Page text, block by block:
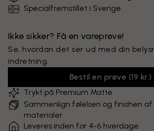
Specialfremstillet i Sverige
Ikke sikker? Få en vareprøve!
Se, hvordan det ser ud med din
indretning.
Bestil en prøve (19 kr.)
Trykt på Premium Matte
Sammenlign følelsen og finishen af
materialer
Leveres inden for 4-6 hverdage